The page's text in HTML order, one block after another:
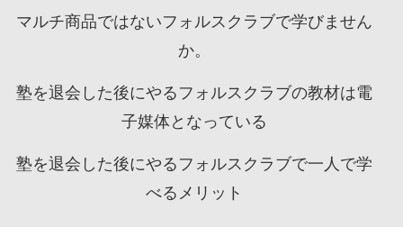
マルチ商品ではないフォルスクラブで学びません
か。
塾を退会した後にやるフォルスクラブの教材は電
子媒体となっている
塾を退会した後にやるフォルスクラブで一人で学
べるメリット